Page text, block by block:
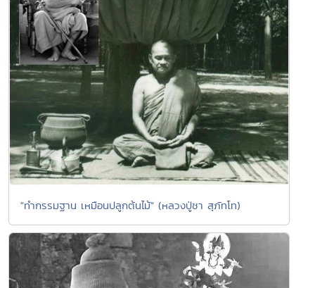
"ทำกรรมฐาน เหมือนปลูกต้นไม้" (หลวงปู่ชา สุภัทโท)